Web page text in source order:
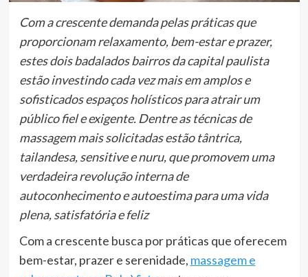
Com a crescente demanda pelas práticas que
proporcionam relaxamento, bem-estar e prazer,
estes dois badalados bairros da capital paulista
estão investindo cada vez mais em amplos e
sofisticados espaços holísticos para atrair um
público fiel e exigente. Dentre as técnicas de
massagem mais solicitadas estão tântrica,
tailandesa, sensitive e nuru, que promovem uma
verdadeira revolução interna de
autoconhecimento e autoestima para uma vida
plena, satisfatória e feliz
Com a crescente busca por práticas que oferecem
bem-estar, prazer e serenidade, massagem e